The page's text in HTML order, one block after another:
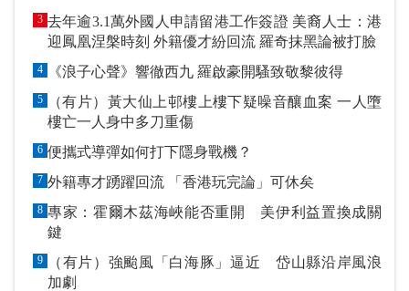
指定戶口作「保證金」
3 去年逾3.1萬外國人申請留港工作簽證 美裔人士：港
迎鳳凰涅槃時刻 外籍優才紛回流 羅奇抹黑論被打臉
4 《浪子心聲》響徹西九 羅啟豪開騷致敬黎彼得
5
（有片）黃大仙上邨樓上樓下疑噪音釀血案 一人墮
樓亡一人身中多刀重傷
6 便攜式導彈如何打下隱身戰機？
7 外籍專才踴躍回流 「香港玩完論」可休矣
8 專家：霍爾木茲海峽能否重開 美伊利益置換成關
鍵
9
（有片）強颱風「白海豚」逼近 岱山縣沿岸風浪
加劇